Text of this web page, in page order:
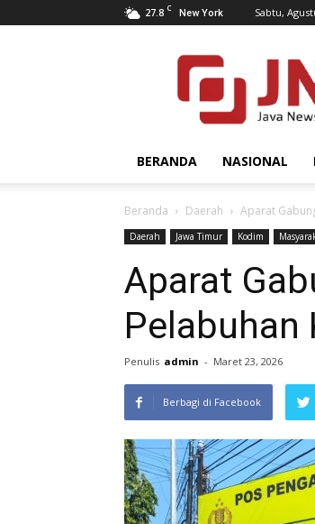
27.8 C New York Sabtu,
JNN.co.id
BERANDA NASIONAL
Beranda Daerah Aparat
Daerah Jawa Timur Kodim
Aparat
Pelabuhan
Penulis admin - Maret 23, 2026
Berbagi di Facebook